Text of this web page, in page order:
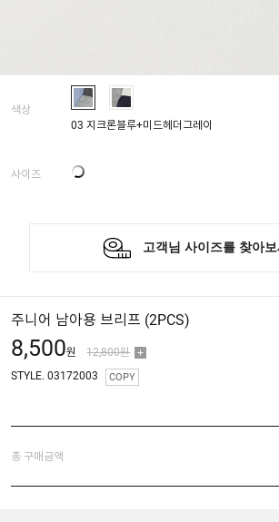
색상
03 지크론블루+미드헤더그레이
사이즈
주니어 남아용 브리프 (2PCS)
8,500원 12,800원
STYLE. 03172003 COPY
총 구매금액